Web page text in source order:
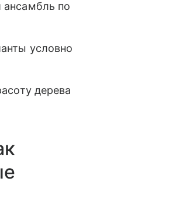
по
условно
дерева